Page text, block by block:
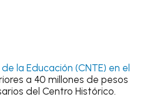
la Educación (CNTE) en el
a 40 millones de pesos
del Centro Histórico.